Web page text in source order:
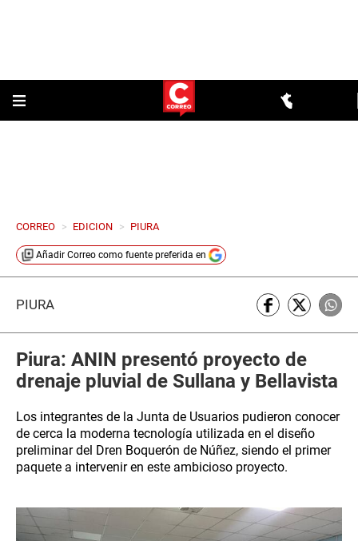
CORREO > EDICION > PIURA
Añadir Correo como fuente preferida en
PIURA
Piura: ANIN presentó proyecto de
drenaje pluvial de Sullana y Bellavista
Los integrantes de la Junta de Usuarios pudieron conocer
de cerca la moderna tecnología utilizada en el diseño
preliminar del Dren Boquerón de Núñez, siendo el primer
paquete a intervenir en este ambicioso proyecto.